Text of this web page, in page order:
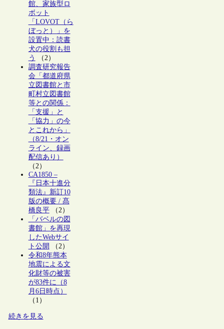
館、家族型ロ
ボット
「LOVOT（ら
ぼっと）」を
設置中：読書
犬の役割も担
う
（2）
調査研究報告
会「都道府県
立図書館と市
町村立図書館
等との関係：
「支援」と
「協力」の今
とこれから」
（8/21・オン
ライン、録画
配信あり）
（2）
CA1850 –
『日本十進分
類法』新訂10
版の概要 / 髙
橋良平（2）
「バベルの図
書館」を再現
したWebサイ
ト公開
（2）
令和8年熊本
地震による文
化財等の被害
が83件に（8
月6日時点）
（1）
続きを見る